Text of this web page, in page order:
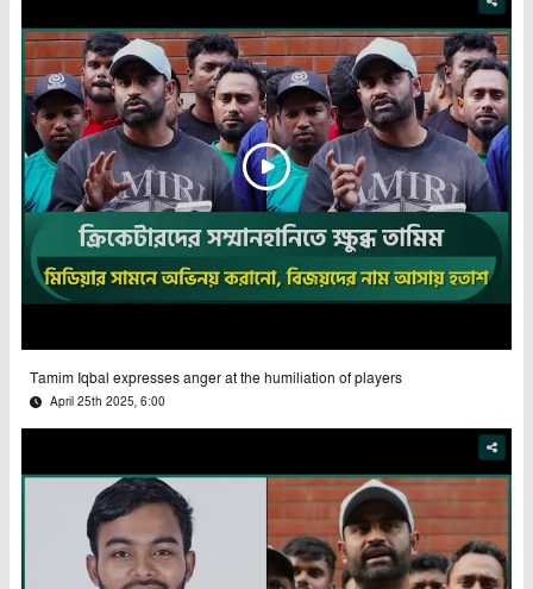
Tamim Iqbal expresses anger at the humiliation of players
April 25th 2025, 6:00